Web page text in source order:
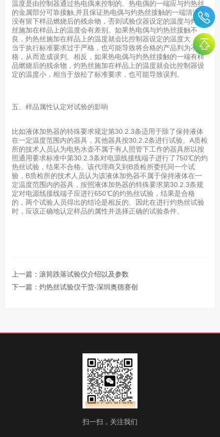
温度是由控制器通过热电偶来控制的。热电偶的一端应与灼热丝
的金属部分可靠接触,并且保证热电偶与灼热丝接触的一端清洁，
没有留下样品燃烧后的残余物，否则试验仪器设定的温度与灼热
丝施加在样品上的温度会有差别。如果热电偶与灼热丝接触不
良，灼热丝施加在样品上的温度就会比控制器设定的温度大，相
当于执行标准要求过于严格，也可能导致将合格的产品判为不合
格，从而造成误判。相反，如果热电偶与灼热丝接触的一端有样
品燃烧后的残余物，灼热丝施加在样品上的温度就会比控制器设
定的温度小，相当于放松了标准要求，也可能导致误判。
五、样品属性认定对试验的影响
比如液体加热器的特殊要求规定第30.2.3条适用于除了保持液体
在一定温度范围内的器具，其他器具按30.2.2条进行试验。A质检
所的技术人员认为电热水壶不属于有人照管下工作的器具所以按
照通用要求标准中第30.2.3条对电源线接线端子进行了750℃的灼
热丝试验，结果不合格。该代理商又到B质检所委托同一个试
验，B质检所的技术人员认为该液体加热器不属于保持液体在一
定温度范围内的器具，按照液体加热器的特殊要求第30.2.3条规
定对电源线接线端子应进行650℃的灼热丝试验，结果是合格
的，两个试验人员得出的结论是相反的。因此在进行灼热丝试验
时，应该正确地认定样品的属性并选择正确的试验条件。
上一篇： 滚筒跌落试验仪介绍以及参数
下一篇： 灼热丝试验仪干货-深圳奥德赛创
扫一扫，关注我们